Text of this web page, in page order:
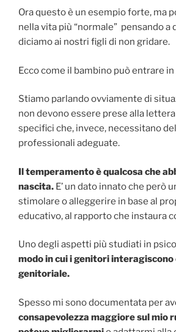
Ora questo è un esempio forte, ma
nella vita più “normale” pensando a
diciamo ai nostri figli di non gridare.
Ecco come il bambino può entrare
Stiamo parlando ovviamente di
non devono essere prese alla
specifici che, invece, necessitano
professionali adeguate.
Il temperamento è qualcosa che
nascita. E’ un dato innato che però
stimolare o alleggerire in base al
educativo, al rapporto che instaura
Uno degli aspetti più studiati in
modo in cui i genitori interagiscono
genitoriale.
Spesso mi sono documentata per
consapevolezza maggiore sul mio